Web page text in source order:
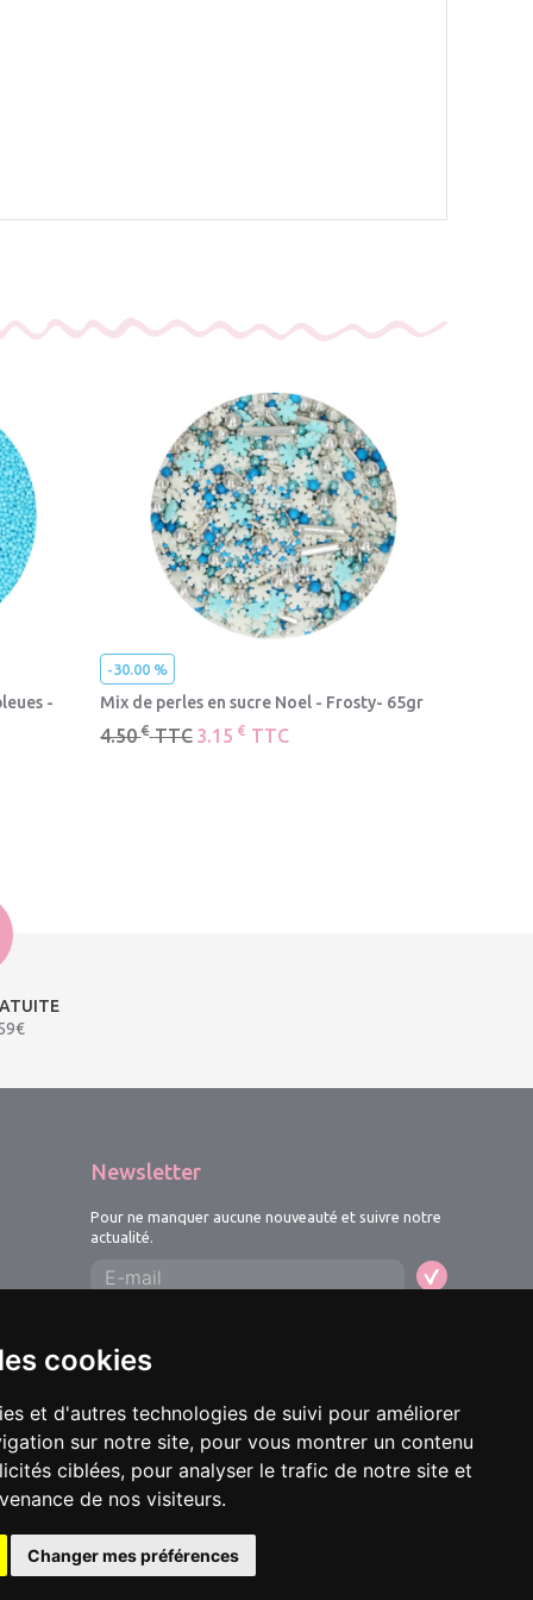
cookies
et d'autres technologies de suivi pour améliorer
sur notre site, pour vous montrer un contenu
ciblées, pour analyser le trafic de notre site et
de nos visiteurs.
Changer mes préférences
-
-30.00 %
Mix de perles en sucre Noel - Frosty- 65gr
4.50€ TTC 3.15 € TTC
Newsletter
Pour ne manquer aucune nouveauté et suivre notre
actualité.